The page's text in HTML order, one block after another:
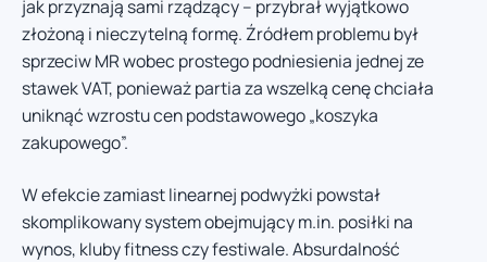
jak przyznają sami rządzący – przybrał wyjątkowo
złożoną i nieczytelną formę. Źródłem problemu był
sprzeciw MR wobec prostego podniesienia jednej ze
stawek VAT, ponieważ partia za wszelką cenę chciała
uniknąć wzrostu cen podstawowego „koszyka
zakupowego”.
W efekcie zamiast linearnej podwyżki powstał
skomplikowany system obejmujący m.in. posiłki na
wynos, kluby fitness czy festiwale. Absurdalność